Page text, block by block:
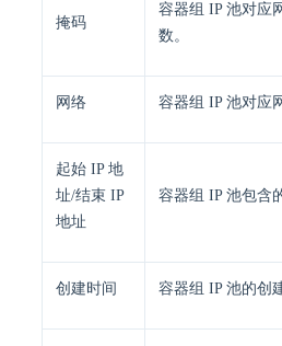
掩码
容器组 IP 池对应
数。
网络 容器组 IP 池对应
起始 IP 地
址/结束 IP
地址
容器组 IP 池包含
创建时间 容器组 IP 池的创